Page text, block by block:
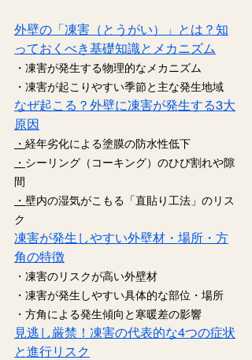
外壁の「凍害（とうがい）」とは？知
っておくべき基礎知識とメカニズム
・凍害が発生する物理的なメカニズム
・凍害が起こりやすい季節と主な発生地域
なぜ起こる？外壁に凍害が発生する3大
原因
・ 経年劣化による塗膜の防水性低下
・ シーリング（コーキング）のひび割れや隙
間
・ 壁内の湿気がこもる「直貼り工法」のリス
ク
凍害が発生しやすい外壁材・場所・方
角の特徴
・凍害のリスクが高い外壁材
・凍害が発生しやすい具体的な部位・場所
・方角による発生傾向と寒暖差の影響
見逃し厳禁！凍害の代表的な4つの症状
と進行リスク